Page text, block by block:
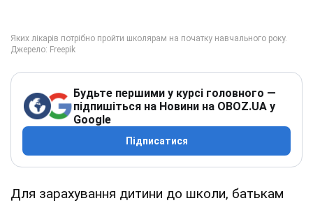
Будьте першими у курсі головного —
підпишіться на Новини на OBOZ.UA у
Google
Підписатися
Для зарахування дитини до школи, батькам